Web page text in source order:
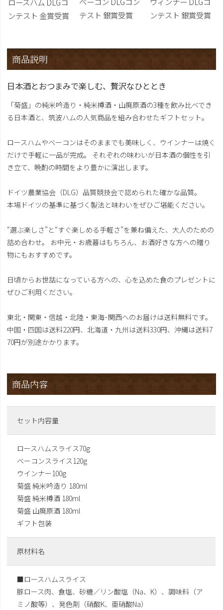
ンテスト 金賞受賞
テスト 銀賞受賞
ンテスト 銀賞受賞
商品説明
日本酒とおつまみで楽しむ、贅沢なひととき
「菊盛」の純米吟造り・純米樽酒・山廃原酒の3種を飲み比べでき
る日本酒と、筑波ハムの人気商品を組み合わせたギフトセット。
ロースハムやベーコンはそのままでも美味しく、ウインナーは焼く
だけで手軽に一品が完成。 それぞれの味わいが日本酒の個性を引
き立て、晩酌の時間をより豊かに演出します。
ドイツ農業協会（DLG）品質競技会で認められた確かな品質。
本場ドイツの基準に基づく製法と味わいをぜひご堪能ください。
“選ぶ楽しさ”と“すぐ楽しめる手軽さ”を兼ね備えた、大人のための
詰め合わせ。 お中元・お歳暮はもちろん、お酒好きな方への贈り
物にもおすすめです。
日頃からお世話になっている方への、心を込めた食のプレゼントに
ぜひご利用ください。
東北・関東・信越・北陸・東海･関西へのお届けは送料無料です。
中国・四国は送料220円、北海道・九州は送料330円、沖縄は送料7
70円が別途かかります。
商品内容
セット内容量
ロースハムスライス70g
ベーコンスライス120g
ウインナー100g
菊盛 純米吟造り 180ml
菊盛 純米樽酒 180ml
菊盛 山廃原酒 180ml
ギフト包装
原材料名
■ロースハムスライス
豚ロース肉、食塩、砂糖／リン酸塩（Na、K）、調味料（ア
ミノ酸等）、発色剤（硝酸K、亜硝酸Na）